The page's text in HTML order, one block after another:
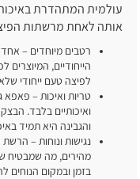
עולמית המתהדרת
אותה לאחת מרשתות
רטבים מיוחדים –
הייחודיים, המיוצרים
לפיצה טעם ייחודי
טריות ואיכות –
ואיכותיים בלבד.
והגבינה היא תמיד
נגישות ונוחות –
מהירים, מה שמבטיח
בזמן ובמקום הנוחים